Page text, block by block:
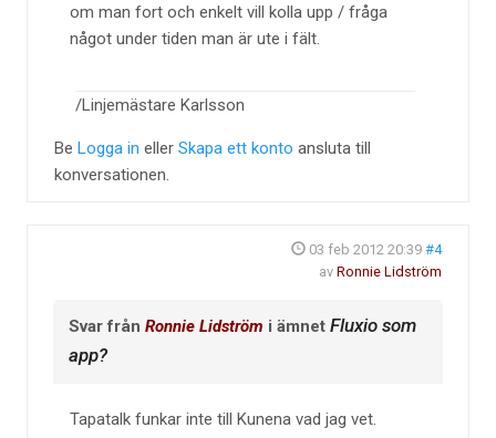
om man fort och enkelt vill kolla upp / fråga
något under tiden man är ute i fält.
/Linjemästare Karlsson
Be Logga in eller Skapa ett konto ansluta till
konversationen.
03 feb 2012 20:39 #4
av Ronnie Lidström
Svar från Ronnie Lidström i ämnet Fluxio som
app?
Tapatalk funkar inte till Kunena vad jag vet.